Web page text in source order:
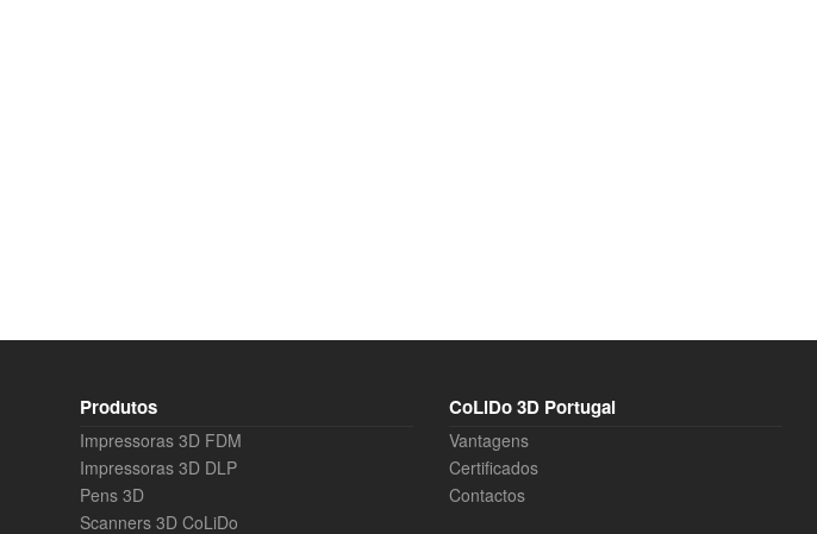
Produtos
Impressoras 3D FDM
Impressoras 3D DLP
Pens 3D
Scanners 3D CoLiDo
CoLiDo 3D Portugal
Vantagens
Certificados
Contactos